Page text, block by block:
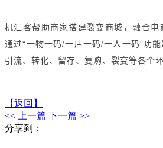
机汇客帮助商家搭建裂变商城，融合电
通过“一物一码/一店一码/一人一码”功
引流、转化、留存、复购、裂变等各个
【返回】
<< 上一篇
下一篇 >>
分享到：